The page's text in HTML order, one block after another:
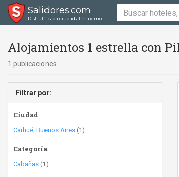
Salidores.com
Disfrutá cada ciudad al máximo
Alojamientos 1 estrella con
1 publicaciones
Filtrar por:
Ciudad
Carhué, Buenos Aires (1)
Categoría
Cabañas (1)